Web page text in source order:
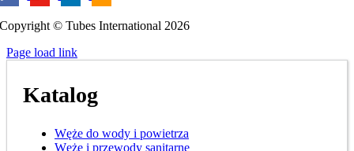
Copyright © Tubes International 2026
Page load link
Katalog
Węże do wody i powietrza
Węże i przewody sanitarne